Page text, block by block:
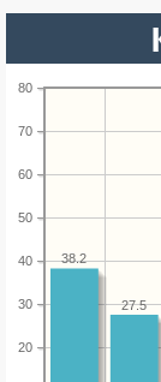
20
30
40
50
60
70
80
27.5
38.2